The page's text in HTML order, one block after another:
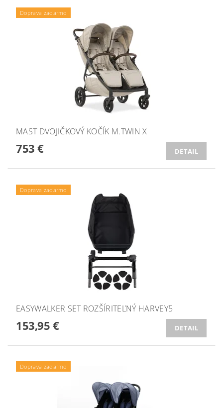
Doprava zadarmo
MAST DVOJIČKOVÝ KOČÍK M.TWIN X
753 € DETAIL
Doprava zadarmo
EASYWALKER SET ROZŠÍRITEĽNÝ HARVEY5
153,95 € DETAIL
Doprava zadarmo